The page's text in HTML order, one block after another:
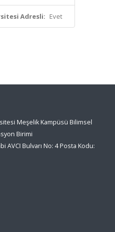
Adresli: Evet
Meşelik Kampüsü Bilimsel
Birimi
AVCI Bulvarı No: 4 Posta Kodu: